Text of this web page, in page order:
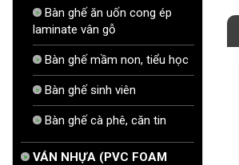
Bàn ghế ăn uốn cong ép
laminate vân gỗ
Bàn ghế mầm non, tiểu học
Bàn ghế sinh viên
Bàn ghế cà phê, căn tin
VÁN NHỰA (PVC FOAM